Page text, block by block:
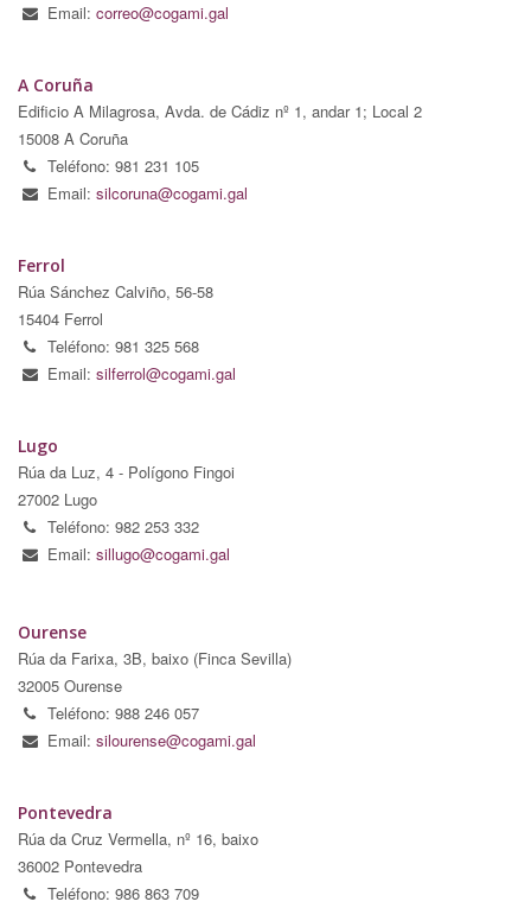
Email: correo@cogami.gal
A Coruña
Edificio A Milagrosa, Avda. de Cádiz nº 1, andar 1; Local 2
15008 A Coruña
Teléfono: 981 231 105
Email: silcoruna@cogami.gal
Ferrol
Rúa Sánchez Calviño, 56-58
15404 Ferrol
Teléfono: 981 325 568
Email: silferrol@cogami.gal
Lugo
Rúa da Luz, 4 - Polígono Fingoi
27002 Lugo
Teléfono: 982 253 332
Email: sillugo@cogami.gal
Ourense
Rúa da Farixa, 3B, baixo (Finca Sevilla)
32005 Ourense
Teléfono: 988 246 057
Email: silourense@cogami.gal
Pontevedra
Rúa da Cruz Vermella, nº 16, baixo
36002 Pontevedra
Teléfono: 986 863 709